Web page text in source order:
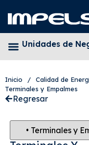
Unidades de
Inicio / Calidad de
Terminales y Empalmes
Regresar